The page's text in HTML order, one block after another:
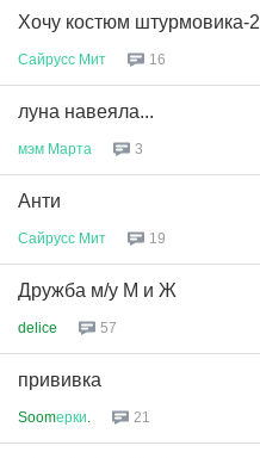
Хочу костюм штурмовика-2
Сайрусс Мит 16
луна навеяла...
мэм Марта 3
Анти
Сайрусс Мит 19
Дружба м/у М и Ж
delice 57
прививка
Soomерки 21